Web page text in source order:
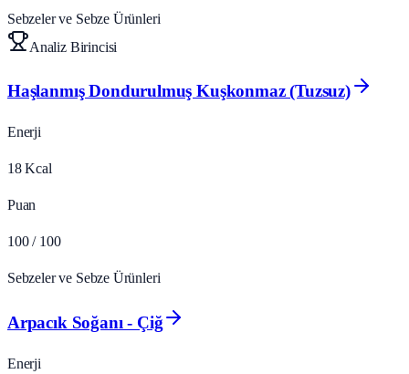
Sebzeler ve Sebze Ürünleri
Analiz Birincisi
Haşlanmış Dondurulmuş Kuşkonmaz (Tuzsuz)
Enerji
18 Kcal
Puan
100 / 100
Sebzeler ve Sebze Ürünleri
Arpacık Soğanı - Çiğ
Enerji